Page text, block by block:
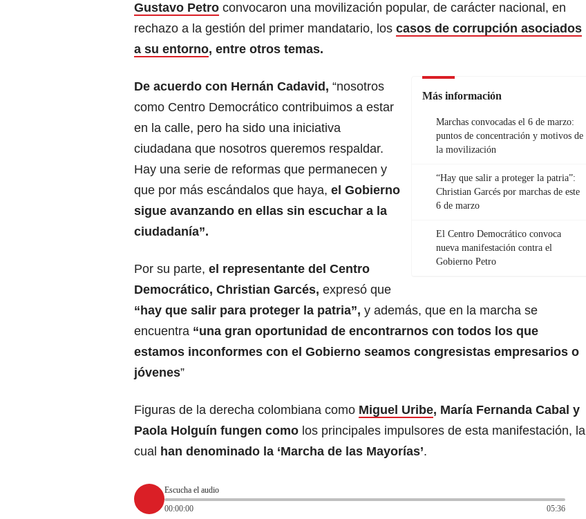
Gustavo Petro convocaron una movilización popular, de carácter nacional, en
rechazo a la gestión del primer mandatario, los casos de corrupción asociados
a su entorno, entre otros temas.
Más información
Marchas convocadas el 6 de marzo:
puntos de concentración y motivos de
la movilización
“Hay que salir a proteger la patria”:
Christian Garcés por marchas de este
6 de marzo
El Centro Democrático convoca
nueva manifestación contra el
Gobierno Petro
De acuerdo con Hernán Cadavid, “nosotros
como Centro Democrático contribuimos a estar
en la calle, pero ha sido una iniciativa
ciudadana que nosotros queremos respaldar.
Hay una serie de reformas que permanecen y
que por más escándalos que haya, el Gobierno
sigue avanzando en ellas sin escuchar a la
ciudadanía”.
Por su parte, el representante del Centro
Democrático, Christian Garcés, expresó que
“hay que salir para proteger la patria”, y además, que en la marcha se
encuentra “una gran oportunidad de encontrarnos con todos los que
estamos inconformes con el Gobierno seamos congresistas empresarios o
jóvenes”
Figuras de la derecha colombiana como Miguel Uribe, María Fernanda Cabal y
Paola Holguín fungen como los principales impulsores de esta manifestación, la
cual han denominado la ‘Marcha de las Mayorías’.
Escucha el audio
00:00:00
05:36